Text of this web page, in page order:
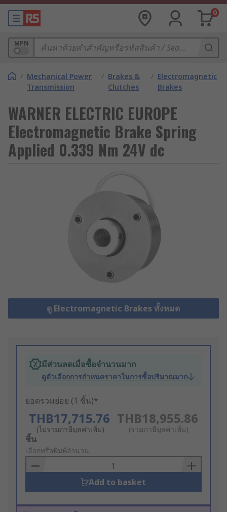
0
MPN
/ Mechanical Power
Transmission
/ Brakes &
Clutches
/ Electromagnetic
Brakes
WARNER ELECTRIC EUROPE
Electromagnetic Brake Spring
Applied 0.339 Nm 24V dc
ดู Electromagnetic Brakes ทั้งหมด
มีส่วนลดเมื่อซื้อจำนวนมาก
ดูตัวเลือกการกำหนดราคาในการซื้อปริมาณมาก
ยอดรวมย่อย (1 ชิ้น)*
THB17,715.76
(ไม่รวมภาษีมูลค่าเพิ่ม)
THB18,955.86
(รวมภาษีมูลค่าเพิ่ม)
Add
to
Basket
ชิ้น
เลือกหรือพิมพ์จำนวน
Add to basket